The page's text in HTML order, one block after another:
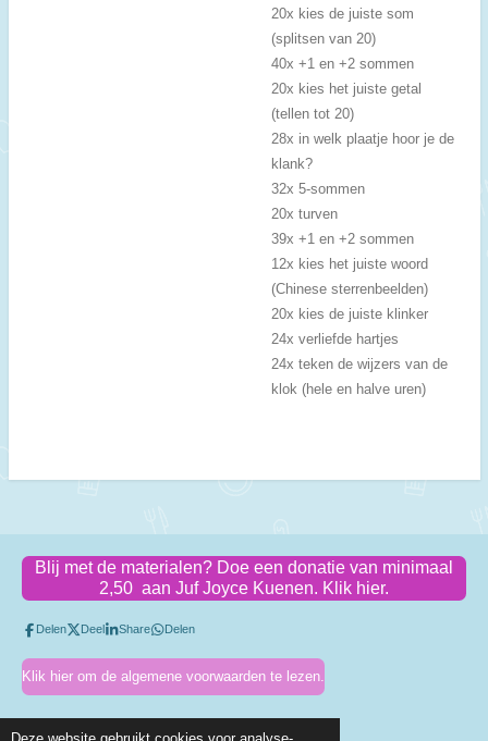
20x kies de juiste som
(splitsen van 20)
40x +1 en +2 sommen
20x kies het juiste getal
(tellen tot 20)
28x in welk plaatje hoor je de
klank?
32x 5-sommen
20x turven
39x +1 en +2 sommen
12x kies het juiste woord
(Chinese sterrenbeelden)
20x kies de juiste klinker
24x verliefde hartjes
24x teken de wijzers van de
klok (hele en halve uren)
Blij met de materialen? Doe een donatie van minimaal
2,50 aan Juf Joyce Kuenen. Klik hier.
Delen Deel Share Delen
Klik hier om de algemene voorwaarden te lezen.